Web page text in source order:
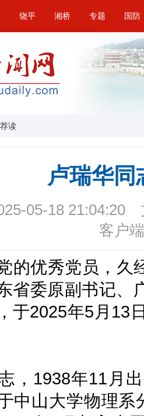
饶平 湘桥 专题 国防
荐读
卢瑞华同
05-18 21:04:20
客户端
的优秀党员，久
省委原副书记、
于2025年5月13
，1938年11月
中山大学物理系